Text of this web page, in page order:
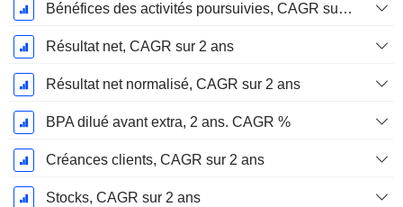
Bénéfices des activités poursuivies, CAGR sur 2 ans
Résultat net, CAGR sur 2 ans
Résultat net normalisé, CAGR sur 2 ans
BPA dilué avant extra, 2 ans. CAGR %
Créances clients, CAGR sur 2 ans
Stocks, CAGR sur 2 ans